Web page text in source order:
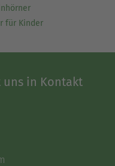
für Kinder
uns in Kontakt